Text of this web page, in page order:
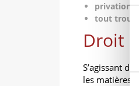
privation
tout
Droit
S’agissant
les matières